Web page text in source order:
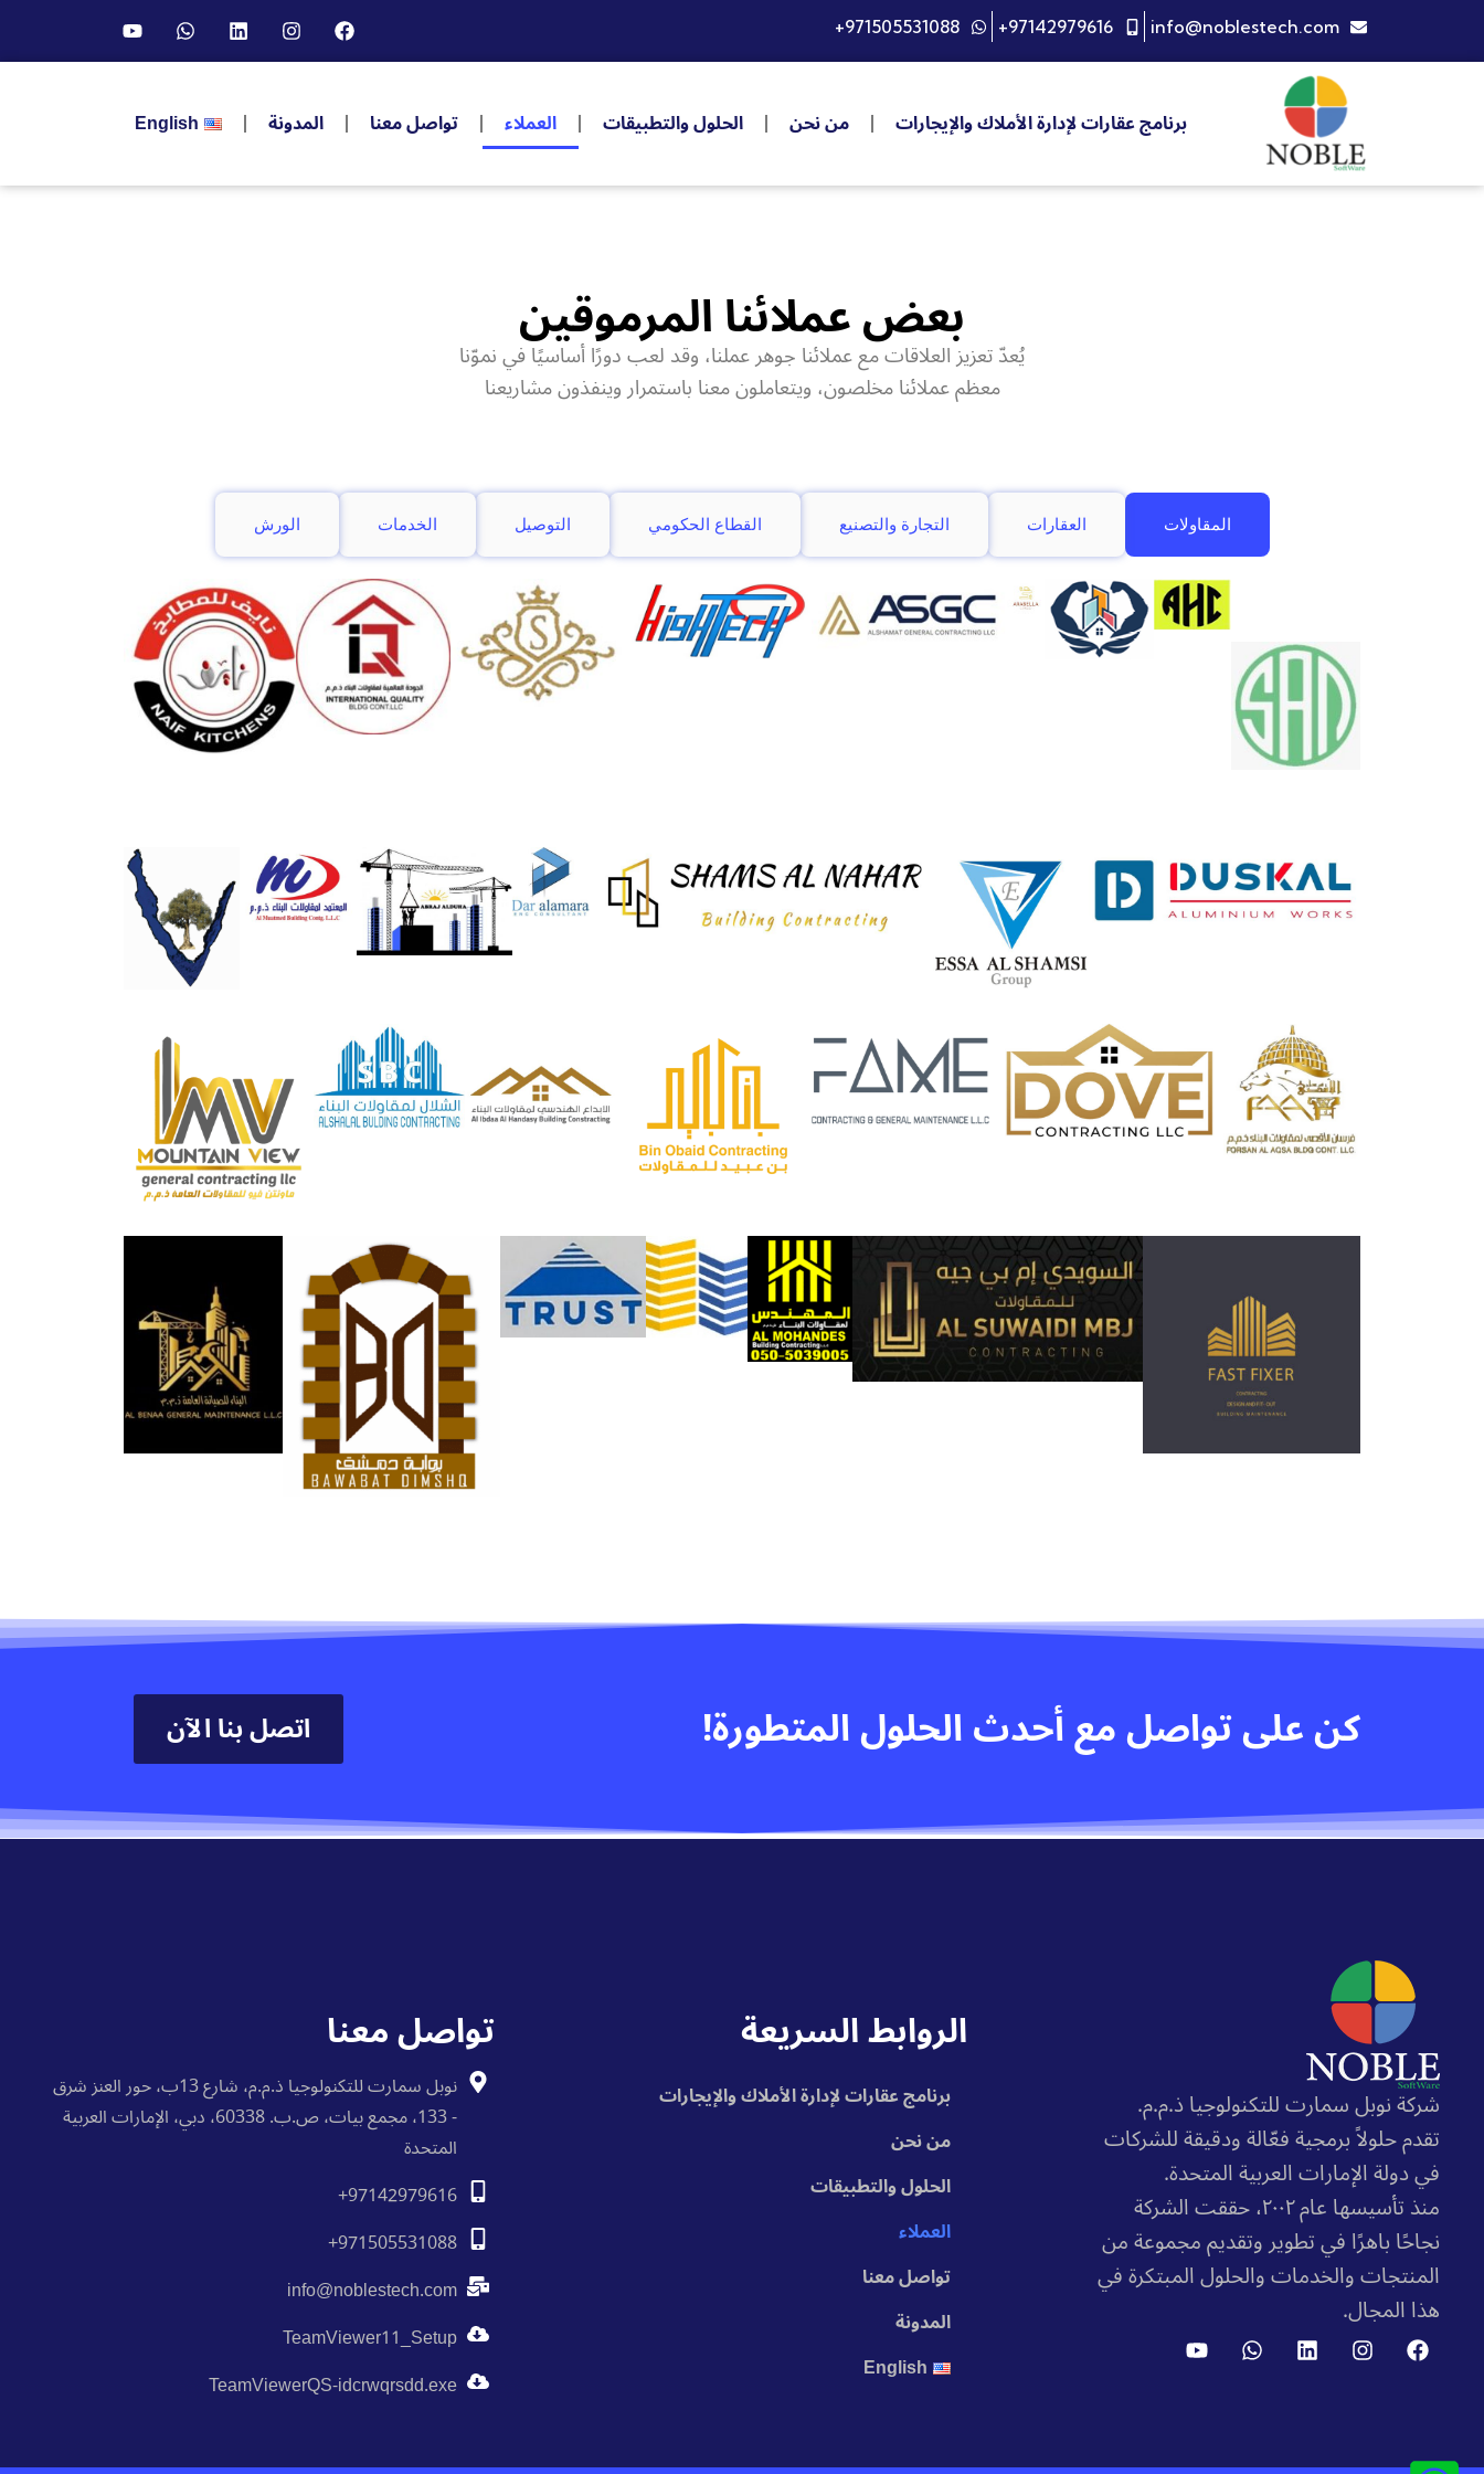
info@noblestech.com
+97142979616
+971505531088
برنامج عقارات لإدارة الأملاك والإيجارات من نحن الحلول والتطبيقات العملاء تواصل معنا المدونة English
بعض عملائنا المرموقين
يُعدّ تعزيز العلاقات مع عملائنا جوهر عملنا، وقد لعب دورًا أساسيًا في نموّنا
معظم عملائنا مخلصون، ويتعاملون معنا باستمرار وينفذون مشاريعنا
المقاولات العقارات التجارة والتصنيع القطاع الحكومي التوصيل الخدمات الورش
كن على تواصل مع أحدث الحلول المتطورة! اتصل بنا الآن
شركة نوبل سمارت للتكنولوجيا ذ.م.م.
تقدم حلولاً برمجية فعّالة ودقيقةللشركات
في دولة الإمارات العربية المتحدة.
منذ تأسيسها عام ٢٠٠٢، حققت الشركة
نجاحًا باهرًا في تطوير وتقديم مجموعة من
المنتجات والخدمات والحلول المبتكرة في
هذا المجال.
الروابط السريعة
برنامج عقارات لإدارة الأملاك والإيجارات
من نحن
الحلول والتطبيقات
العملاء
تواصل معنا
المدونة
English
تواصل معنا
نوبل سمارت للتكنولوجيا ذ.م.م، شارع 13ب، حور العنز شرق
- 133، مجمع بيات، ص.ب. 60338، دبي، الإمارات العربية
المتحدة
+97142979616
+971505531088
info@noblestech.com
TeamViewer11_Setup
TeamViewerQS-idcrwqrsdd.exe